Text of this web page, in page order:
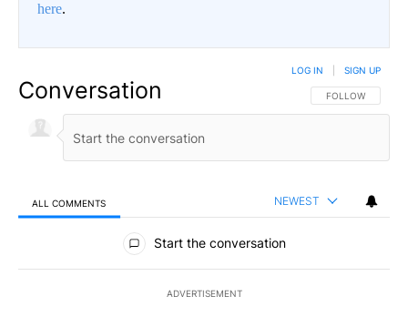
here.
Conversation FOLLOW THIS
FOLLOW
LOG IN SIGN UP
ALL COMMENTS NEWEST
All Comments
Start the conversation
ADVERTISEMENT